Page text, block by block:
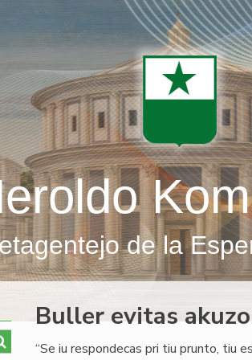
de la
Buller evitas
“Se iu respondecas pri tiu prunto, tiu